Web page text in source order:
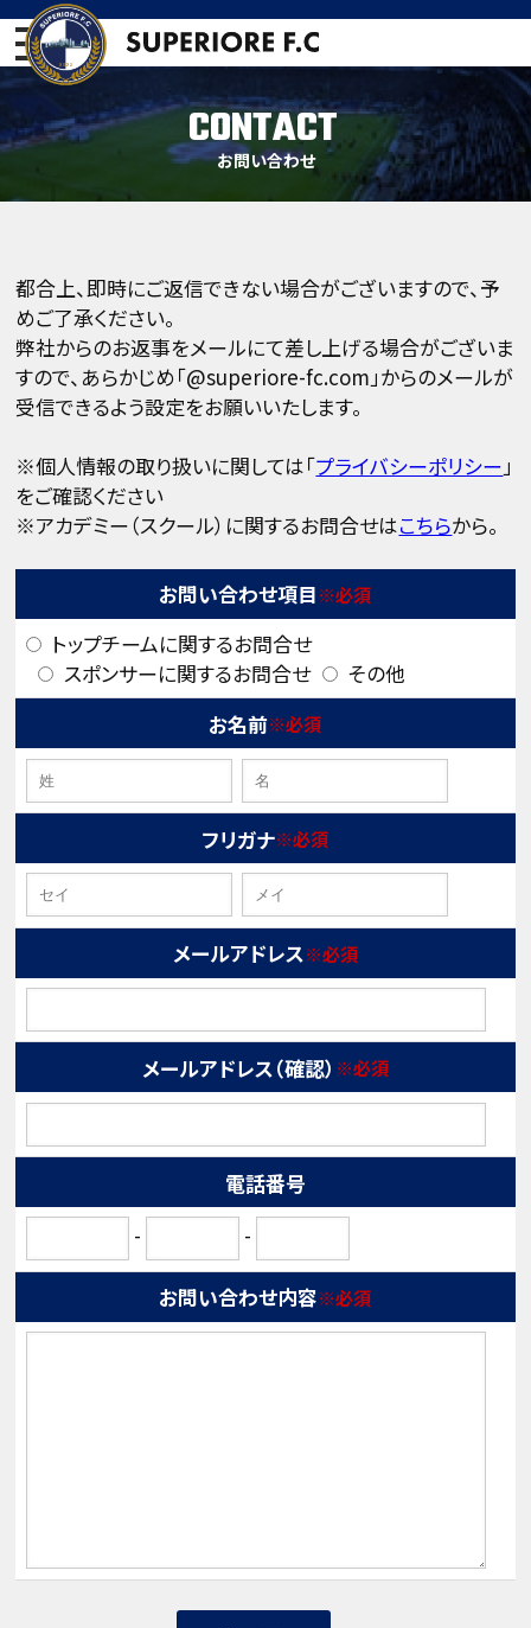
CONTACT
お問い合わせ
都合上、即時にご返信できない場合がございますので、予
めご了承ください。
弊社からのお返事をメールにて差し上げる場合がございま
すので、あらかじめ「@superiore-fc.com」からのメールが
受信できるよう設定をお願いいたします。
※個人情報の取り扱いに関しては「プライバシーポリシー 」
をご確認ください
※アカデミー（スクール）に関するお問合せはこちらから。
お問い合わせ項目※必須
トップチームに関するお問合せ
スポンサーに関するお問合せ
その他
お名前※必須
フリガナ※必須
メールアドレス※必須
メールアドレス（確認） ※必須
電話番号
-
-
お問い合わせ内容※必須